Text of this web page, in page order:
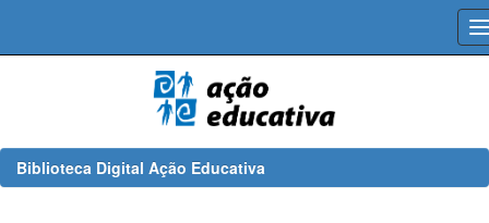
Biblioteca Digital Ação Educativa